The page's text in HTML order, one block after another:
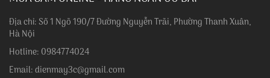
Địa chỉ: Số 1 Ngõ 190/7 Đường Nguyễn Trãi, Phường Thanh Xuân,
Hà Nội
Hotline: 0984774024
Email: dienmay3c@gmail.com